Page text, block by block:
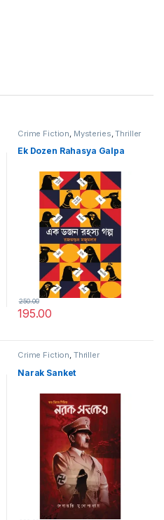
Crime Fiction, Mysteries,Thriller
Ek Dozen Rahasya Galpa
195.00
250.00
Crime Fiction, Thriller
Narak Sanket